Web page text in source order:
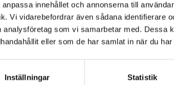
innehållet och annonserna till
Vi vidarebefordrar även sådana identifierare
som vi samarbetar med. Dessa
eller som de har samlat in när du
Inställningar Statistik